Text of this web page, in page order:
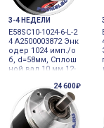
3-4 НЕДЕЛИ
E58SC10-1024-6-L-2
4 A2500003872 Энк
одер 1024 имп./о
б, d=58мм, Сплош
ной вал 10 мм 12-
альный
24 600₽